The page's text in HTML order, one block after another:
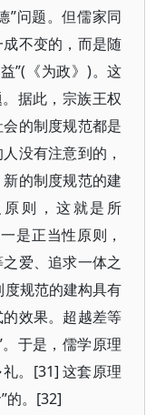
”问题。但儒家同
不变的，而是随
”(《为政》)。这
据此，宗族王权
的制度规范都是
没有注意到的，
的制度规范的建
则，这就是所
是正当性原则，
爱、追求一体之
规范的建构具有
效果。超越差等
于是，儒学原理
。[31] 这套原理
的。[32]